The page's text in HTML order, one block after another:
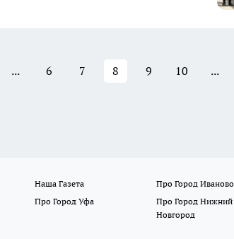
... 6 7 8 9 10 ...
Наша Газета
Про Город Иваново
Про Город Уфа
Про Город Нижний
Новгород